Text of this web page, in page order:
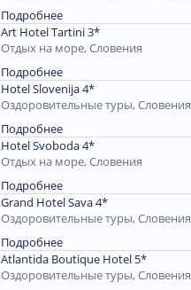
Подробнее
Art Hotel Tartini 3*
Отдых на море, Словения
Подробнее
Hotel Slovenija 4*
Оздоровительные туры, Словения
Подробнее
Hotel Svoboda 4*
Отдых на море, Словения
Подробнее
Grand Hotel Sava 4*
Оздоровительные туры, Словения
Подробнее
Atlantida Boutique Hotel 5*
Оздоровительные туры, Словения